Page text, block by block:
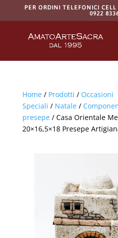
PER ORDINI TELEFONICI
0922
Home/ Prodotti / Occasioni
Speciali / Natale/
presepe/ Casa Orientale
20×16,5×18 Presepe